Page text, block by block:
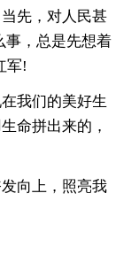
先，对人民甚
事，总是先想着
军!
我们的美好生
命拼出来的，
向上，照亮我